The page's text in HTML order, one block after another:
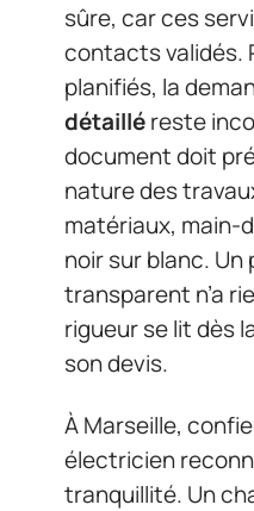
sûre, car ces
contacts validés.
planifiés, la
détailléreste
document doit
nature des
matériaux, main-
noir sur blanc.
transparent n’a
rigueur se lit dès
son devis.
À Marseille,
électricien
tranquillité. Un